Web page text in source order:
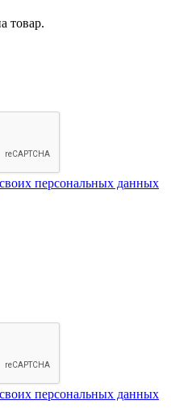
товар.
персональных данных
персональных данных